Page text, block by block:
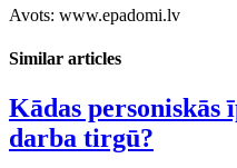
Avots: www.epadomi.lv
Similar articles
Kādas personiskās
darba tirgū?